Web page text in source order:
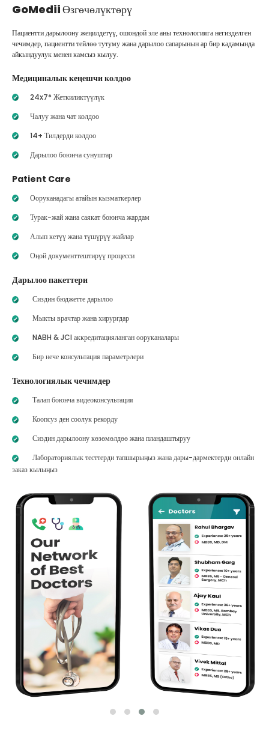
GoMediiӨзгөчөлүктөрү
Пациентти дарылоону жеңилдетүү, ошондой эле аны технологияга негизделген
чечимдер, пациентти тейлөө тутуму жана дарылоо сапарынын ар бир кадамында
айкындуулук менен камсыз кылуу.
Медициналык кеңешчи колдоо
24x7* Жеткиликтүүлүк
Чалуу жана чат колдоо
14+ Тилдерди колдоо
Дарылоо боюнча сунуштар
Patient Care
Ооруканадагы атайын кызматкерлер
Турак-жай жана саякат боюнча жардам
Алып кетүү жана түшүрүү жайлар
Оңой документтештирүү процесси
Дарылоо пакеттери
Сиздин бюджетте дарылоо
Мыкты врачтар жана хирургдар
NABH & JCI аккредитацияланган ооруканалары
Бир нече консультация параметрлери
Технологиялык чечимдер
Талап боюнча видеоконсультация
Коопсуз ден соолук рекорду
Сиздин дарылоону көзөмөлдөө жана пландаштыруу
Лабораториялык тесттерди тапшырыңыз жана дары-дармектерди онлайн
заказ кылыңыз